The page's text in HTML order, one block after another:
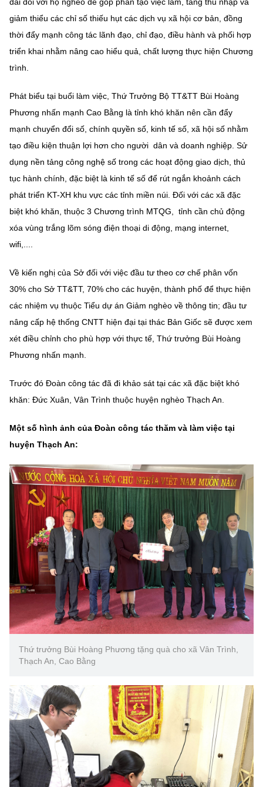
giảm thiểu các chỉ số thiếu hụt các dịch vụ xã hội cơ bản, đồng
thời đẩy mạnh công tác lãnh đạo, chỉ đạo, điều hành và phối hợp
triển khai nhằm nâng cao hiểu quả, chất lượng thực hiện Chương
trình.
Phát biểu tại buổi làm việc, Thứ Trưởng Bộ TT&TT Bùi Hoàng
Phương nhấn mạnh Cao Bằng là tỉnh khó khăn nên cần đẩy
mạnh chuyển đổi số, chính quyền số, kinh tế số, xã hội số nhằm
tạo điều kiện thuận lợi hơn cho người dân và doanh nghiệp. Sử
dụng nền tảng công nghệ số trong các hoạt động giao dịch, thủ
tục hành chính, đặc biệt là kinh tế số để rút ngắn khoảnh cách
phát triển KT-XH khu vực các tỉnh miền núi. Đối với các xã đặc
biệt khó khăn, thuộc 3 Chương trình MTQG, tỉnh cần chủ động
xóa vùng trắng lõm sóng điện thoại di động, mạng internet,
wifi,....
Về kiến nghị của Sở đối với việc đầu tư theo cơ chế phân vốn
30% cho Sở TT&TT, 70% cho các huyện, thành phố để thực hiện
các nhiệm vụ thuộc Tiểu dự án Giảm nghèo về thông tin; đầu tư
nâng cấp hệ thống CNTT hiện đại tại thác Bản Giốc sẽ được xem
xét điều chỉnh cho phù hợp với thực tế, Thứ trưởng Bùi Hoàng
Phương nhấn mạnh.
Trước đó Đoàn công tác đã đi khảo sát tại các xã đặc biệt khó
khăn: Đức Xuân, Vân Trình thuộc huyện nghèo Thạch An.
Một số hình ảnh của Đoàn công tác thăm và làm việc tại
huyện Thạch An:
Thứ trưởng Bùi Hoàng Phương tặng quà cho xã Vân Trình,
Thạch An, Cao Bằng